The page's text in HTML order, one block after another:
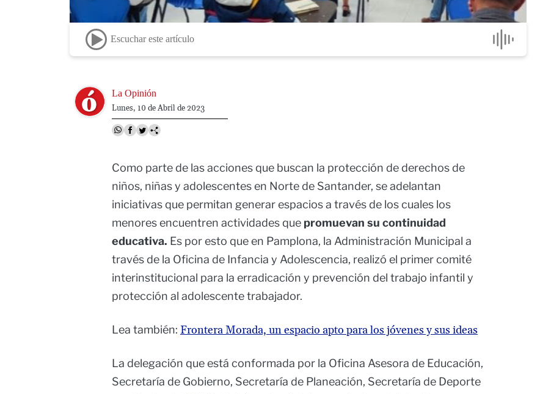
Escuchar este artículo
Image La Opinión
Lunes, 10 de Abril de 2023
Como parte de las acciones que buscan la protección de derechos de
niños, niñas y adolescentes en Norte de Santander, se adelantan
iniciativas que permitan generar espacios a través de los cuales los
menores encuentren actividades que promuevan su continuidad
educativa. Es por esto que en Pamplona, la Administración Municipal a
través de la Oficina de Infancia y Adolescencia, realizó el primer comité
interinstitucional para la erradicación y prevención del trabajo infantil y
protección al adolescente trabajador.
Lea también: Frontera Morada, un espacio apto para los jóvenes y sus ideas
La delegación que está conformada por la Oficina Asesora de Educación,
Secretaría de Gobierno, Secretaría de Planeación, Secretaría de Deporte